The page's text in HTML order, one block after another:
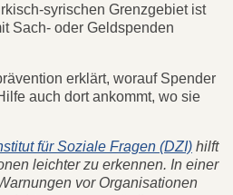
syrischen Grenzgebiet ist
Sach- oder Geldspenden
erklärt, worauf Spender
auch dort ankommt, wo sie
für Soziale Fragen (DZI) hilft
leichter zu erkennen. In einer
vor Organisationen